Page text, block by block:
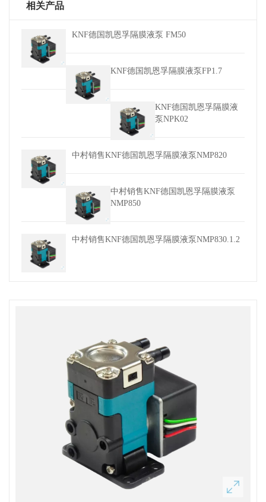
相关产品
KNF德国凯恩孚隔膜液泵 FM50
KNF德国凯恩孚隔膜液泵FP1.7
KNF德国凯恩孚隔膜液
泵NPK02
中村销售KNF德国凯恩孚隔膜液泵NMP820
中村销售KNF德国凯恩孚隔膜液泵
NMP850
中村销售KNF德国凯恩孚隔膜液泵NMP830.1.2